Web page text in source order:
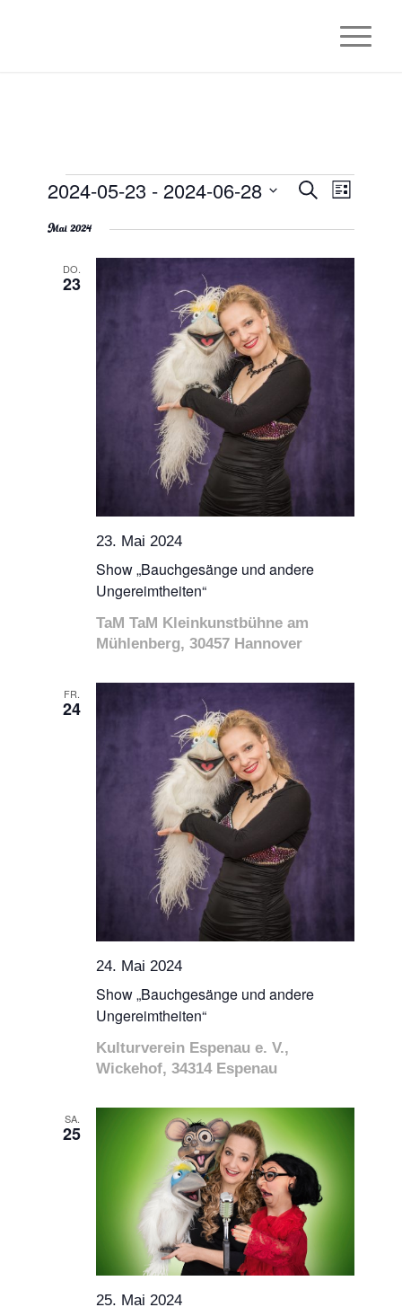
Veranstaltungen SucheListe
2024-05-23 - 2024-06-28
Mai 2024
DO.
23
Show „Bauchgesänge und andere
Ungereimtheiten“
23. Mai 2024
TaM TaM Kleinkunstbühne am
Mühlenberg, 30457 Hannover
FR.
24
Show „Bauchgesänge und andere
Ungereimtheiten“
24. Mai 2024
Kulturverein Espenau e. V.,
Wickehof, 34314 Espenau
SA.
25
25. Mai 2024